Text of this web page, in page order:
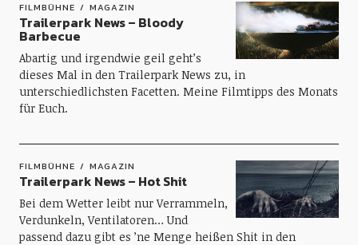
FILMBÜHNE MAGAZIN
Trailerpark News – Bloody
Barbecue
Abartig und irgendwie geil geht’s
dieses Mal in den Trailerpark News zu, in
unterschiedlichsten Facetten. Meine Filmtipps des Monats
für Euch.
FILMBÜHNE MAGAZIN
Trailerpark News – Hot Shit
Bei dem Wetter leibt nur Verrammeln,
Verdunkeln, Ventilatoren… Und
passend dazu gibt es ’ne Menge heißen Shit in den